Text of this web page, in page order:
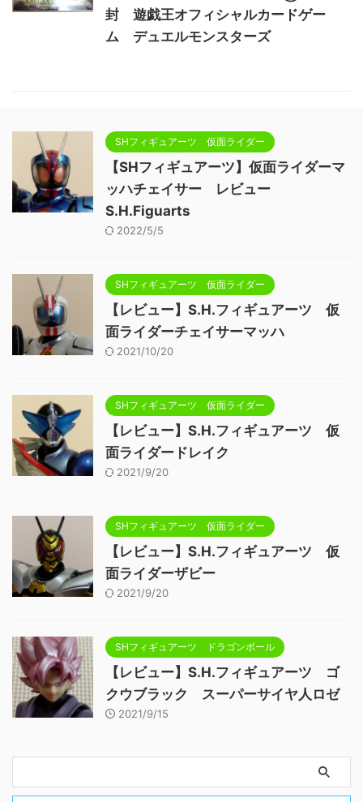
封 遊戯王オフィシャルカードゲー
ム デュエルモンスターズ
SHフィギュアーツ 仮面ライダー
【SHフィギュアーツ】仮面ライダーマ
ッハチェイサー レビュー
S.H.Figuarts
2022/5/5
SHフィギュアーツ 仮面ライダー
【レビュー】S.H.フィギュアーツ 仮
面ライダーチェイサーマッハ
2021/10/20
SHフィギュアーツ 仮面ライダー
【レビュー】S.H.フィギュアーツ 仮
面ライダードレイク
2021/9/20
SHフィギュアーツ 仮面ライダー
【レビュー】S.H.フィギュアーツ 仮
面ライダーザビー
2021/9/20
SHフィギュアーツ ドラゴンボール
【レビュー】S.H.フィギュアーツ ゴ
クウブラック スーパーサイヤ人ロゼ
2021/9/15